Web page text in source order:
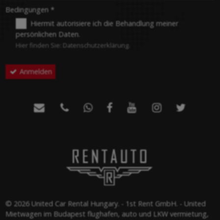
-Bedingungen *
Hiermit autorisiere ich die Behandlung meiner
persönlichen Daten.
Hier finden Sie: Datenschutzerklärung
Anmelden
      
© 2026 United Car Rental Hungary. - 1st Rent GmbH. - United
Mietwagen im Budapest flughafen, auto und LKW vermietung,